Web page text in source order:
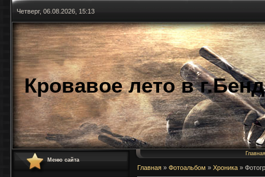
Четверг, 06.08.2026, 15:13
Кровавое лето в
Меню сайта
Главная
Главная » Фотоальбом » Хроника »